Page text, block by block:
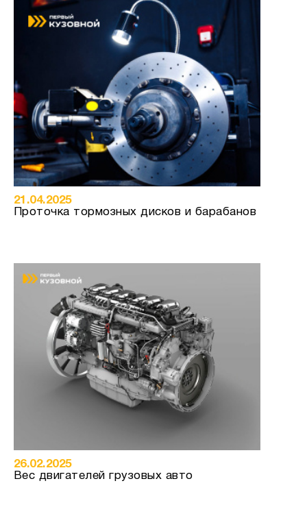
21.04.2025
Проточка тормозных дисков и барабанов
26.02.2025
Вес двигателей грузовых авто